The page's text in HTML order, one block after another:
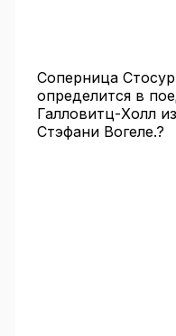
Соперница
определится в
Галловитц-Холл
Стэфани Вогеле.?